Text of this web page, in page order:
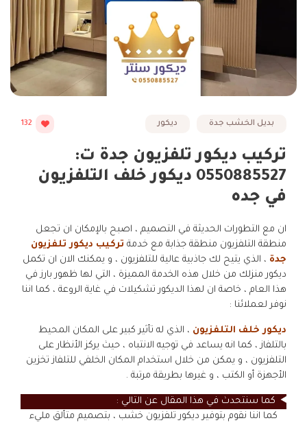
بديل الخشب جدة ديكور 132
تركيب ديكور تلفزيون جدة ت:
0550885527 ديكور خلف التلفزيون
في جده
ان مع التطورات الحديثة في التصميم ، اصبح بالإمكان ان تجعل
منطقة التلفزيون منطقة جذابة مع خدمة تركيب ديكور تلفزيون
جدة ، الذي يتيح لك جاذبية عالية للتلفزيون ، و يمكنك الان ان تكمل
ديكور منزلك من خلال هذه الخدمة المميزة ، التي لها ظهور بارز في
هذا العام ، خاصة ان لهذا الديكور تشكيلات في غاية الروعة ، كما اننا
نوفر لعملائنا :
ديكور خلف التلفزيون ، الذي له تأثير كبير على المكان المحيط
بالتلفاز ، كما انه يساعد في توجيه الانتباه ، حيث يركز الأنظار على
التلفزيون ، و يمكن من خلال استخدام المكان الخلفي للتلفاز تخزين
الأجهزة أو الكتب ، و غيرها بطريقة مرتبة .
كما سنتحدث في هذا المقال عن التالي :
كما اننا نقوم بتوفير ديكور تلفزيون خشب ، بتصميم متألق مليء